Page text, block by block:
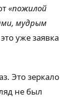
«пожилой
мудрым
уже заявка
Это зеркало
не был